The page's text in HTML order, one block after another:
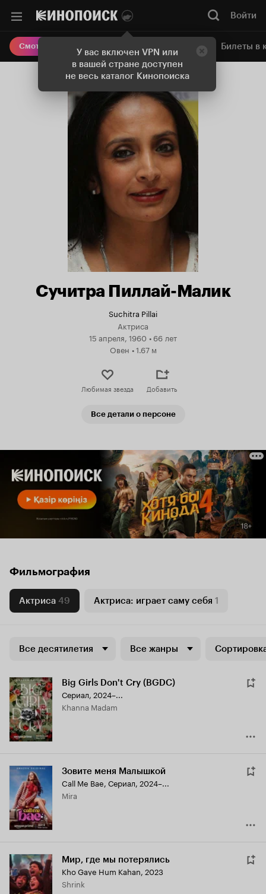
У вас включен VPN или
в вашей стране доступен
не весь каталог Кинопоиска
Войти
Смотреть кино Онлайн-кинотеатр Билеты в
Сучитра Пиллай-Малик
Suchitra Pillai
Актриса
15 апреля, 1960 • 66 лет
Овен •1.67 м
Любимая звезда Добавить
Все детали о персоне
Фильмография
Актриса 49 Актриса: играет саму себя 1
Все десятилетия Все жанры
Big Girls Don't Cry (BGDC)
Сериал, 2024–...
Khanna Madam
Зовите меня Малышкой
Call Me Bae, Сериал, 2024–...
Mira
Мир, где мы потерялись
Kho Gaye Hum Kahan, 2023
Shrink